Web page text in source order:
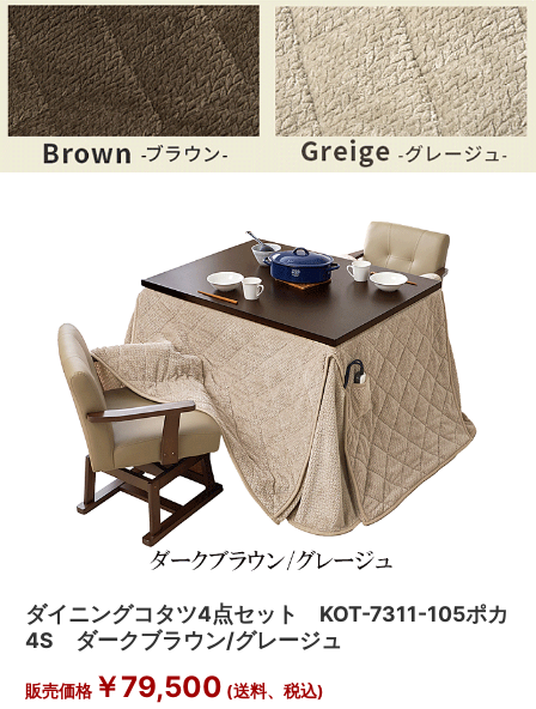
ダイニングコタツ4点セット KOT-7311-105ポカ
4S ダークブラウン/グレージュ
販売価格￥79,500 (送料、税込)